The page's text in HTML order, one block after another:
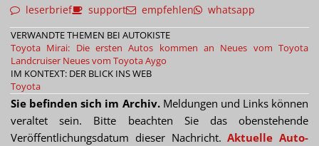
leserbrief support empfehlen whatsapp
VERWANDTE THEMEN BEI AUTOKISTE
Toyota Mirai: Die ersten Autos kommen an Neues vom Toyota
Landcruiser Neues vom Toyota Aygo
IM KONTEXT: DER BLICK INS WEB
Toyota
Sie befinden sich im Archiv.Meldungen und Links können
veraltet sein. Bitte beachten Sie das obenstehende
Veröffentlichungsdatum dieser Nachricht.Aktuelle Auto-